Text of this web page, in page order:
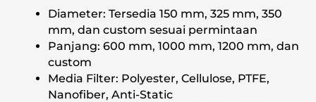
Diameter: Tersedia 150 mm, 325 mm, 350
mm, dan custom sesuai permintaan
Panjang: 600 mm, 1000 mm, 1200 mm, dan
custom
Media Filter: Polyester, Cellulose, PTFE,
Nanofiber, Anti-Static